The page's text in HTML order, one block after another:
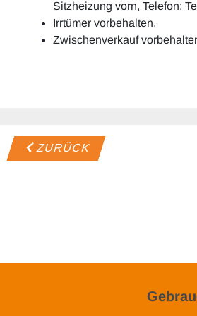
Sitzheizung vorn, Telefon:
Irrtümer vorbehalten,
Zwischenverkauf
ZURÜCK